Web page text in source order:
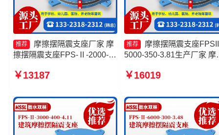
推荐
摩擦摆隔震支座厂家 摩
擦摆隔震支座FPS-Ⅱ-2000-
摆隔震支座源头工厂 建筑摩擦
￥13187
推荐
摩擦摆隔震支座
5000-350-3.81生产厂家 摩
隔震支座FPSII-1000-350-
1000-350-3.81生产厂家
￥16019